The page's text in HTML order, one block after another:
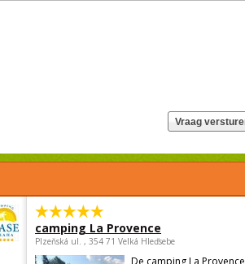
camping La Provence
Plzeňská ul. , 354 71 Velká Hleďsebe